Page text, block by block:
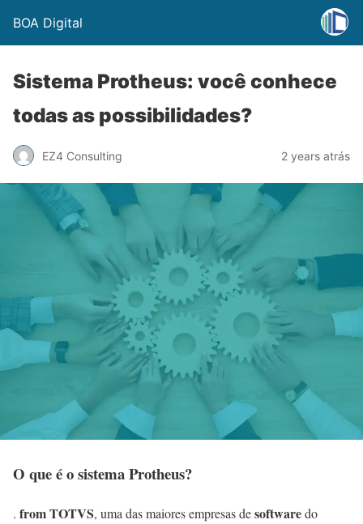
BOA Digital
Sistema Protheus: você conhece
todas as possibilidades?
EZ4 Consulting 2 years atrás
O que é o sistema Protheus?
. from TOTVS, uma das maiores empresas desoftwaredo